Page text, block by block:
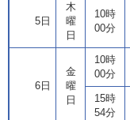
5日
木
曜
日
10時
00分
6日
金
曜
日
10時
00分
15時
54分